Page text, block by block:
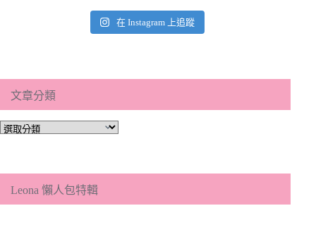
在 Instagram 上追蹤
文章分類
文
類
Leona 懶人包特輯